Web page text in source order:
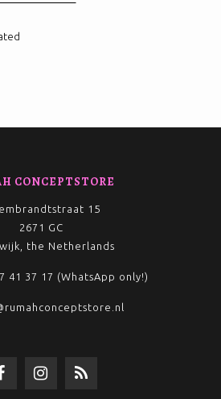
CONCEPTSTORE
15
2671 GC
the Netherlands
41 37 17 (WhatsApp only!)